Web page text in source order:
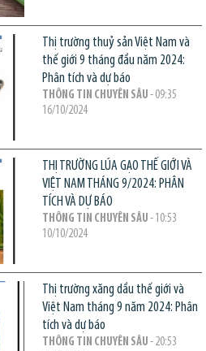
Thị trường thuỷ sản Việt Nam và
thế giới 9 tháng đầu năm 2024:
Phân tích và dự báo
THÔNG TIN CHUYÊN SÂU - 09:35
16/10/2024
THỊ TRƯỜNG LÚA GẠO THẾ GIỚI VÀ
VIỆT NAM THÁNG 9/2024: PHÂN
TÍCH VÀ DỰ BÁO
THÔNG TIN CHUYÊN SÂU - 10:53
10/10/2024
Thị trường xăng dầu thế giới và
Việt Nam tháng 9 năm 2024: Phân
tích và dự báo
THÔNG TIN CHUYÊN SÂU - 20:53